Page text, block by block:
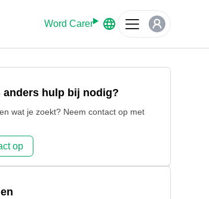
Word Carer
anders hulp bij nodig?
wat je zoekt? Neem contact op met
op